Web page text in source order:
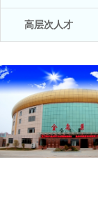
高层次人才